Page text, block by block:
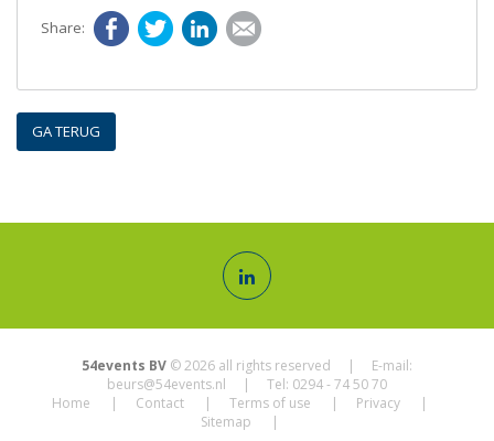
FacebookTwitter LinkedIn
GA TERUG
54events BV © 2026 all rights reserved | E-mail:
beurs@54events.nl | Tel: 0294 - 74 50 70
Home
Contact Terms of use
Privacy
Sitemap